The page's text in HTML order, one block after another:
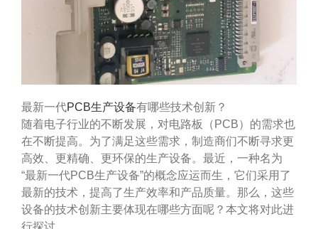
最新一代PCB生产设备有哪些技术创新？
随着电子行业的不断发展，对电路板（PCB）的需求也
在不断提高。为了满足这些需求，制造商们不断寻求更
高效、更精确、更环保的生产设备。最近，一种名为
“最新一代PCB生产设备”的概念应运而生，它们采用了
最新的技术，提高了生产效率和产品质量。那么，这些
设备的技术创新主要体现在哪些方面呢？本文将对此进
行探讨。